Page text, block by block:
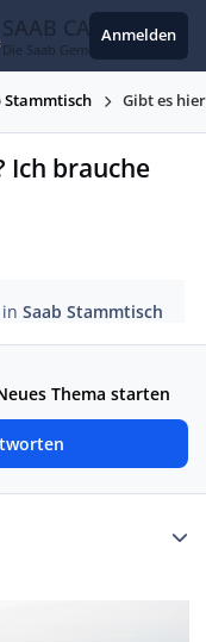
SAAB CARS
Die Saab Gemeinschaft
Anmelden
Stammtisch Gibt es
Ich brauche
inSaab Stammtisch
Thema starten